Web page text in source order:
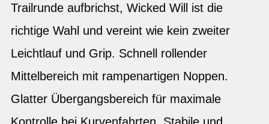
Trailrunde aufbrichst, Wicked Will ist die
richtige Wahl und vereint wie kein zweiter
Leichtlauf und Grip. Schnell rollender
Mittelbereich mit rampenartigen Noppen.
Glatter Übergangsbereich für maximale